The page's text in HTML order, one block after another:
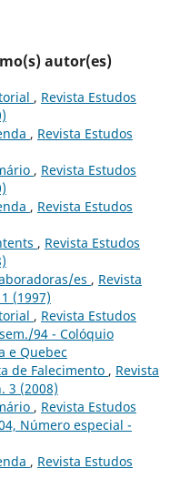
autor(es)
, Revista Estudos
, Revista Estudos
, Revista Estudos
, Revista Estudos
, Revista Estudos
es , Revista
(1997)
, Revista Estudos
94 - Colóquio
e Quebec
de Falecimento , Revista
3 (2008)
, Revista Estudos
Número especial -
, Revista Estudos